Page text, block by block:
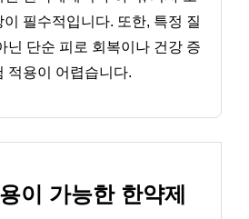
필수적입니다. 또한, 특정 질
닌 단순 피로 회복이나 건강 증
적용이 어렵습니다.
이 가능한 한약제